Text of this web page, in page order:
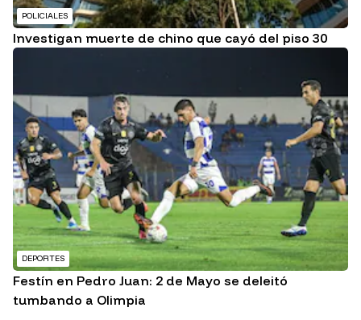
POLICIALES
Investigan muerte de chino que cayó del piso 30
DEPORTES
Festín en Pedro Juan: 2 de Mayo se deleitó
tumbando a Olimpia